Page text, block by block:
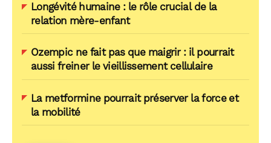
Longévité humaine : le rôle crucial de la
relation mère-enfant
Ozempic ne fait pas que maigrir : il pourrait
aussi freiner le vieillissement cellulaire
La metformine pourrait préserver la force et
la mobilité